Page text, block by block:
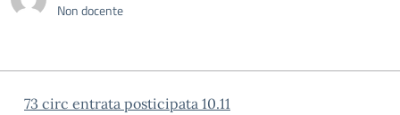
Non docente
73 circ entrata posticipata 10.11